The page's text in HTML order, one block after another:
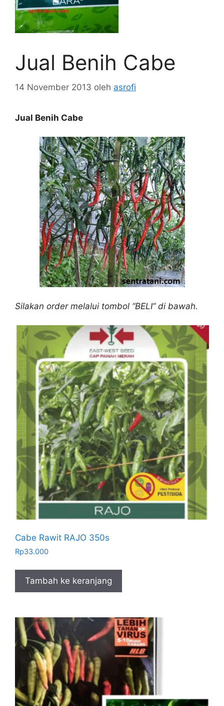
Jual Benih Cabe
14 November 2013 oleh asrofi
Jual Benih Cabe
Silakan order melalui tombol “BELI” di bawah.
Cabe Rawit RAJO 350s
Rp33.000
Tambah ke keranjang